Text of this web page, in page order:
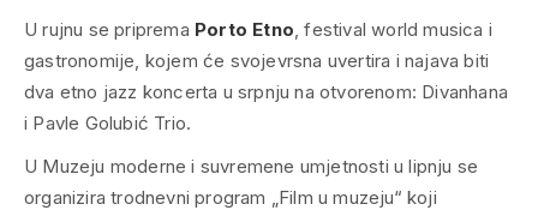
U rujnu se priprema Porto Etno , festival world musica i
gastronomije, kojem će svojevrsna uvertira i najava biti
dva etno jazz koncerta u srpnju na otvorenom: Divanhana
i Pavle Golubić Trio.
U Muzeju moderne i suvremene umjetnosti u lipnju se
organizira trodnevni program „Film u muzeju“ koji